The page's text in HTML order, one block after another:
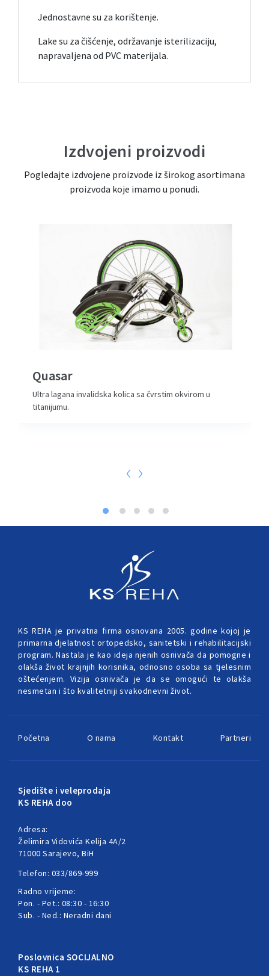
Jednostavne su za korištenje.
Lake su za čišćenje, održavanje isterilizaciju,
napravaljena od PVC materijala.
Izdvojeni proizvodi
Pogledajte izdvojene proizvode iz širokog asortimana
proizvoda koje imamo u ponudi.
Quasar
Ultra lagana invalidska kolica sa čvrstim okvirom u
titanijumu.
‹ ›
KS REHA je privatna firma osnovana 2005. godine kojoj je
primarna djelatnost ortopedsko, sanitetski i rehabilitacijski
program. Nastala je kao ideja njenih osnivača da pomogne i
olakša život krajnjih korisnika, odnosno osoba sa tjelesnim
oštećenjem. Vizija osnivača je da se omogući te olakša
nesmetan i što kvalitetniji svakodnevni život.
Početna O nama Kontakt Partneri
Sjedište i veleprodaja
KS REHA doo
Adresa:
Želimira Vidovića Kelija 4A/2
71000 Sarajevo, BiH
Telefon: 033/869-999
Radno vrijeme:
Pon. - Pet.: 08:30 - 16:30
Sub. - Ned.: Neradni dani
Poslovnica SOCIJALNO
KS REHA 1